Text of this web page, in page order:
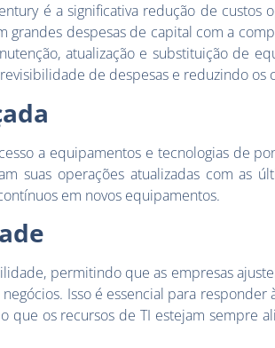
é a significativa redução de custos
grandes despesas de capital com a
atualização e substituição de
de despesas e reduzindo os
a equipamentos e tecnologias de
suas operações atualizadas com as
em novos equipamentos.
permitindo que as empresas
Isso é essencial para responder
que os recursos de TI estejam sempre